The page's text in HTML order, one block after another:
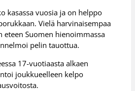
kasassa vuosia ja on helppo
Vielä harvinaisempaa
eteen Suomen hienoimmassa
pelin tauottua.
17-vuotiaasta alkaen
joukkueelleen kelpo